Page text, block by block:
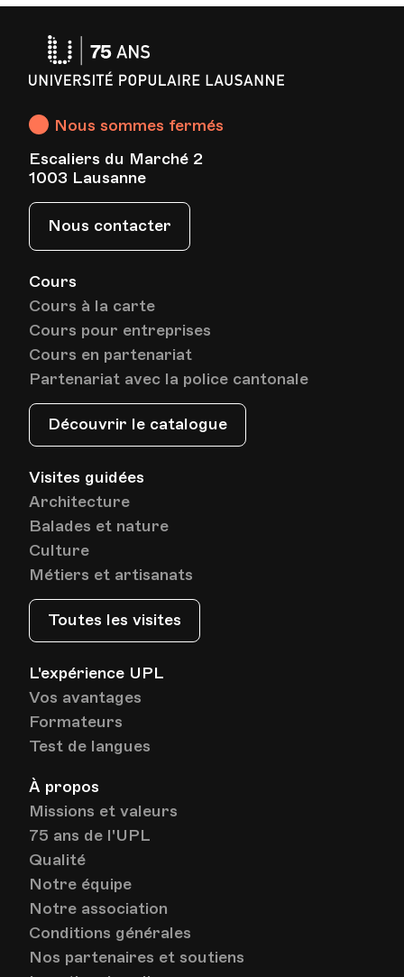
Lieu
HEP - Haute Ecole Pédagogique - Salle 723
1005, Lausanne
Av. de Cour 33
Av. de Cour 33
Date10.01.2023
Lieu
HEP - Haute Ecole Pédagogique - Salle 723
1005, Lausanne
Lieu
HEP - Haute Ecole Pédagogique - Salle 723
1005, Lausanne
Av. de Cour 33
Date
24.01.2023
Lieu
HEP - Haute Ecole Pédagogique - Salle 723
1005, Lausanne
Av. de Cour 33
Date31.01.2023
Lieu
HEP - Haute Ecole Pédagogique - Salle 723
1005, Lausanne
Av. de Cour 33
Cours
Cours à la carte
Cours pour entreprises
Cours en partenariat
Partenariat avec la police cantonale
Découvrir le catalogue
Visites guidées
Architecture
Balades et nature
Culture
Métiers et artisanats
Toutes les visites
L'expérience UPL
Vos avantages
Formateurs
Test de langues
À propos
Missions et valeurs
75 ans de l'UPL
Qualité
Notre équipe
Notre association
Conditions générales
Nos partenaires et soutiens
Nous sommes fermés
Escaliers du Marché 2
1003 Lausanne
Nous contacter